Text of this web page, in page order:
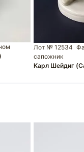
Лот № 12534
сапожник
Карл Шейдиг